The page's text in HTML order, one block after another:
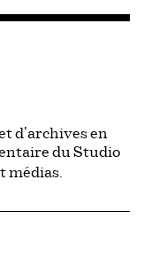
d’archives en
du Studio
médias.